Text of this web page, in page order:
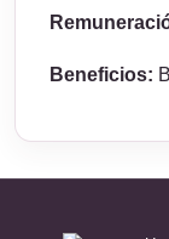
Beneficios: